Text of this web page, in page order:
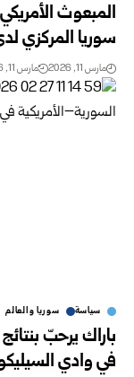
المبعوث
سوريا المركزي
مارس 11, 2026 مارس 11, 2026
سياسة سوريا والعالم
باراك يرحبّ
في وادي